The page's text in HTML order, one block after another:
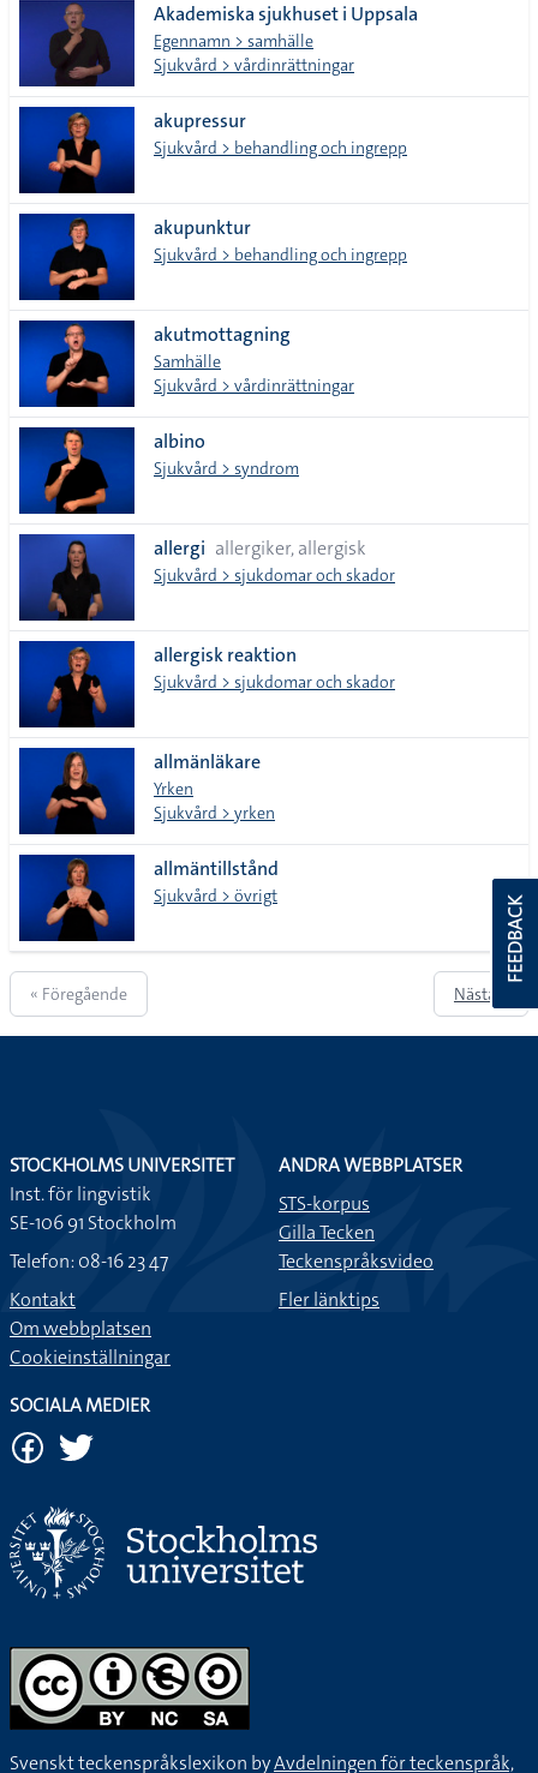
Akademiska sjukhuset i Uppsala
Egennamn > samhälle
Sjukvård > vårdinrättningar
akupressur
Sjukvård > behandling och ingrepp
akupunktur
Sjukvård > behandling och ingrepp
akutmottagning
Samhälle
Sjukvård > vårdinrättningar
albino
Sjukvård > syndrom
allergi allergiker, allergisk
Sjukvård > sjukdomar och skador
allergisk reaktion
Sjukvård > sjukdomar och skador
allmänläkare
Yrken
Sjukvård > yrken
allmäntillstånd
Sjukvård > övrigt
« Föregående Nästa »
FEEDBACK
STOCKHOLMS UNIVERSITET
Inst. för lingvistik
SE-106 91 Stockholm
Telefon: 08-16 23 47
Kontakt
Om webbplatsen
Cookieinställningar
ANDRA WEBBPLATSER
STS-korpus
Gilla Tecken
Teckenspråksvideo
Fler länktips
SOCIALA MEDIER
Svenskt teckenspråkslexikon byAvdelningen för teckenspråk,